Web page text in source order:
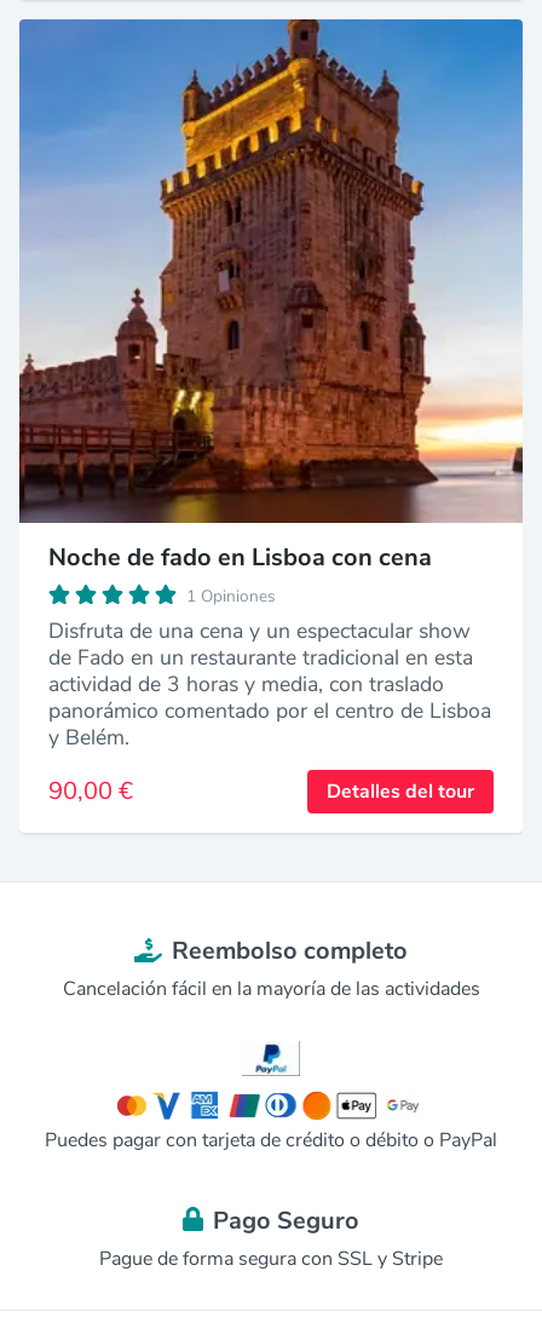
Noche de fado en Lisboa con cena
1 Opiniones
Disfruta de una cena y un espectacular show
de Fado en un restaurante tradicional en esta
actividad de 3 horas y media, con traslado
panorámico comentado por el centro de Lisboa
y Belém.
90,00 € Detalles del tour
Reembolso completo
Cancelación fácil en la mayoría de las actividades
Puedes pagar con tarjeta de crédito o débito o PayPal
Pago Seguro
Pague de forma segura con SSL y Stripe